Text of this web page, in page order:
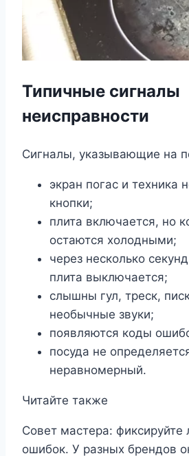
Типичные сигналы
неисправности
Сигналы, указывающие на
экран погас и техника
кнопки;
плита включается, но
остаются холодными;
через несколько
плита выключается;
слышны гул, треск,
необычные звуки;
появляются коды
посуда не
неравномерный.
Читайте также
Совет мастера:
ошибок. У разных брендов